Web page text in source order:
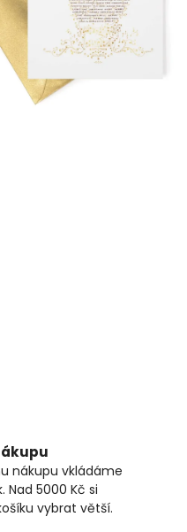
nákupu vkládáme
Nad 5000 Kč si
vybrat větší.